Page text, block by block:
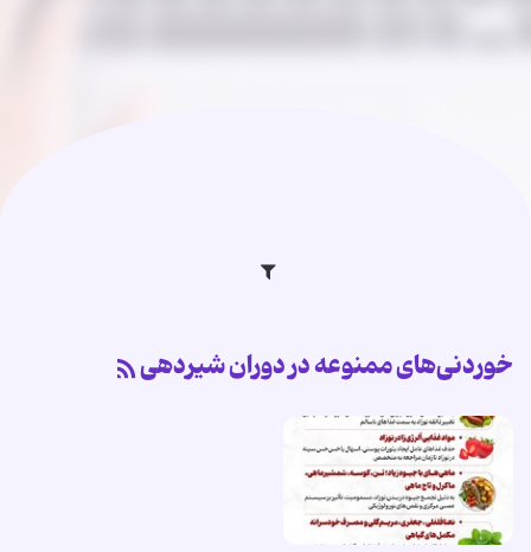
خوردنی‌های ممنوعه در دوران شیردهی